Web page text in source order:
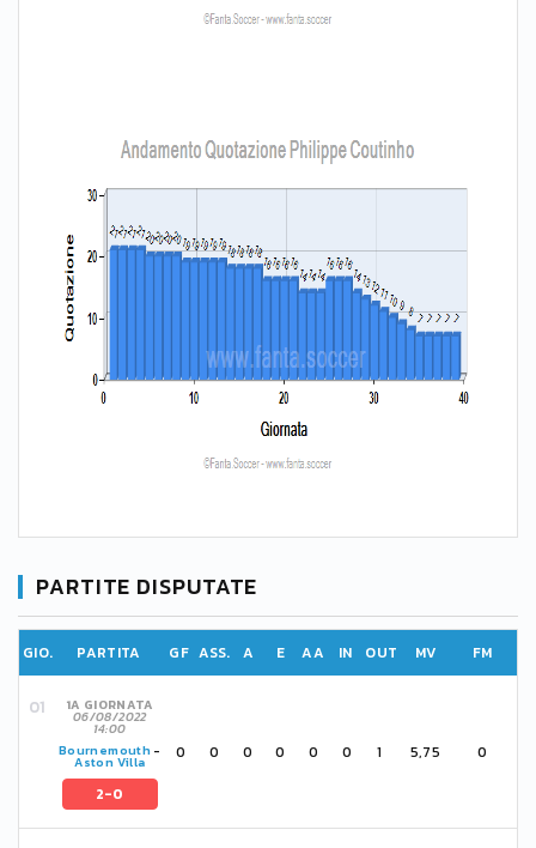
PARTITE DISPUTATE
GIO. PARTITA GF ASS. A E AA IN OUT MV FM
1A GIORNATA
06/08/2022
14:00
Bournemouth-
Aston Villa
2-0
0 0 0 0 0 0 1 5,75 0